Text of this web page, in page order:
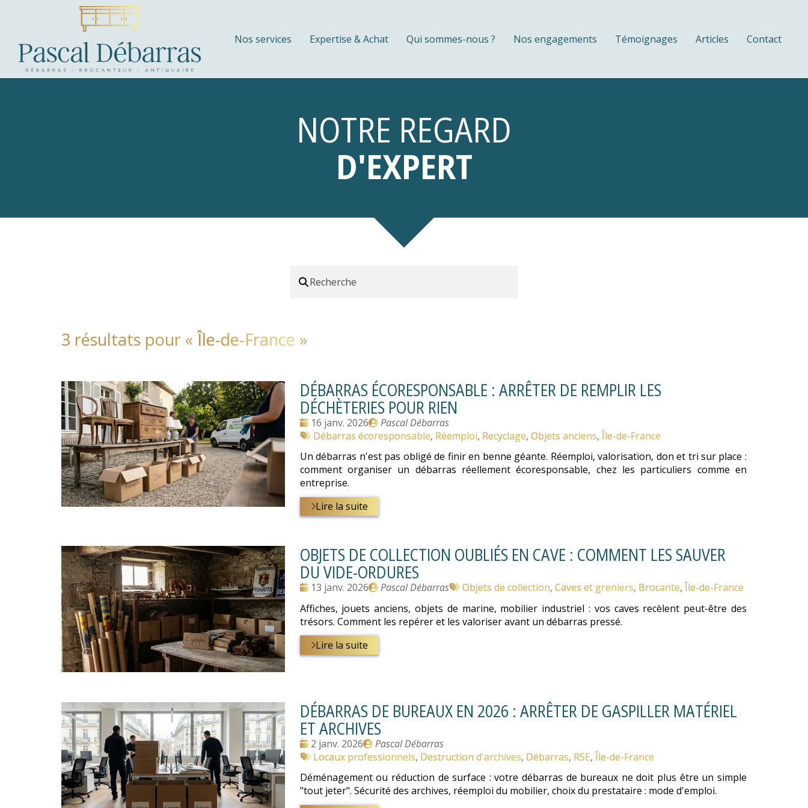
Nos services Expertise & Achat Qui sommes-nous ? Nos engagements Témoignages Articles Contact
NOTRE REGARD
D'EXPERT
3 résultats pour « Île-de-France »
DÉBARRAS ÉCORESPONSABLE : ARRÊTER DE REMPLIR LES
DÉCHÈTERIES POUR RIEN
Date
:
16 janv. 2026
Publié
par
Pascal Débarras
Tags
Débarras écoresponsable, Réemploi, Recyclage, Objets anciens, Île-de-France
Un débarras n'est pas obligé de finir en benne géante. Réemploi, valorisation, don et tri sur place :
comment organiser un débarras réellement écoresponsable, chez les particuliers comme en
entreprise.
Lire la suite
OBJETS DE COLLECTION OUBLIÉS EN CAVE : COMMENT LES SAUVER
DU VIDE-ORDURES
Date
13 janv. 2026
Publié
Pascal Débarras
Tags
Objets de collection, Caves et greniers, Brocante, Île-de-France
Affiches, jouets anciens, objets de marine, mobilier industriel : vos caves recèlent peut-être des
trésors. Comment les repérer et les valoriser avant un débarras pressé.
Lire la suite
DÉBARRAS DE BUREAUX EN 2026 : ARRÊTER DE GASPILLER MATÉRIEL
ET ARCHIVES
Date
:
2 janv. 2026
Publié
par
Pascal Débarras
Tags
Locaux professionnels, Destruction d'archives, Débarras, RSE, Île-de-France
Déménagement ou réduction de surface : votre débarras de bureaux ne doit plus être un simple
"tout jeter". Sécurité des archives, réemploi du mobilier, choix du prestataire : mode d'emploi.